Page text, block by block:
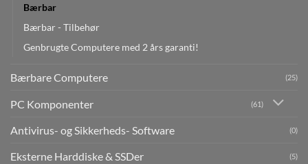
Bærbar
Bærbar - Tilbehør
Genbrugte Computere med 2 års garanti!
Bærbare Computere (25)
PC Komponenter (61)
Antivirus- og Sikkerheds- Software (0)
Eksterne Harddiske & SSDer (5)